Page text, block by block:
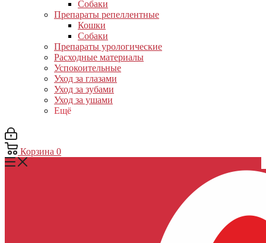
Собаки
Препараты репеллентные
Кошки
Собаки
Препараты урологические
Расходные материалы
Успокоительные
Уход за глазами
Уход за зубами
Уход за ушами
Ещё
Корзина 0